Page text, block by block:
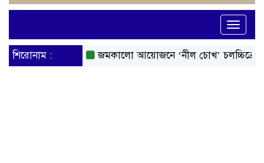
Toggle
শিরোনাম : জমকালো আয়োজনে ‘নীল চোখ’ চলচ্চিত্রের মহরত